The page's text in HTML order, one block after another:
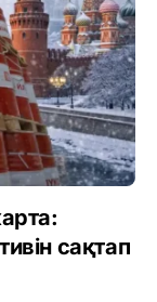
сақтап